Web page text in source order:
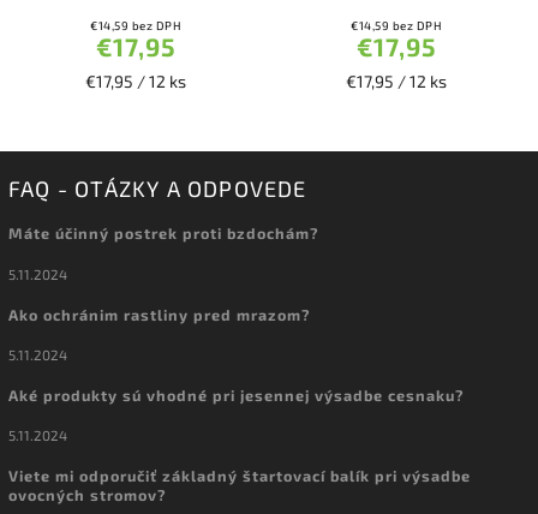
€14,59 bez DPH
€17,95
€17,95 / 12 ks
€14,59 bez DPH
€17,95
€17,95 / 12 ks
FAQ - OTÁZKY A ODPOVEDE
Máte účinný postrek proti bzdochám?
5.11.2024
Ako ochránim rastliny pred mrazom?
5.11.2024
Aké produkty sú vhodné pri jesennej výsadbe cesnaku?
5.11.2024
Viete mi odporučiť základný štartovací balík pri výsadbe
ovocných stromov?